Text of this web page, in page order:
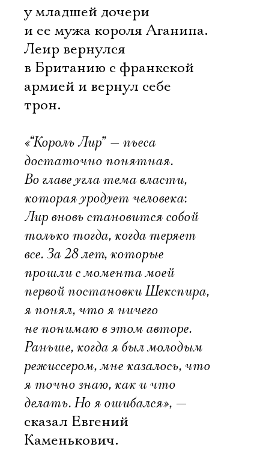
у младшей дочери
и ее мужа короля Аганипа.
Леир вернулся
в Британию с франкской
армией и вернул себе
трон.
«“Король Лир” — пьеса
достаточно понятная.
Во главе угла тема власти,
которая уродует человека:
Лир вновь становится собой
только тогда, когда теряет
все. За 28 лет, которые
прошли с момента моей
первой постановки Шекспира,
я понял, что я ничего
не понимаю в этом авторе.
Раньше, когда я был молодым
режиссером, мне казалось, что
я точно знаю, как и что
делать. Но я ошибался», —
сказал Евгений
Каменькович.